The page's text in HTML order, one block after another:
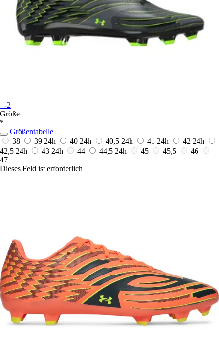
+-2
Größe
*
Größentabelle
38
39 24h 40 24h 40,5 24h 41 24h 42 24h
42,5 24h 43 24h 44 44,5 24h 45 45,5
46
47
Dieses Feld ist erforderlich